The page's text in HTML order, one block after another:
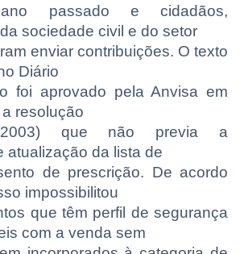
passado e cidadãos,
sociedade civil e do setor
enviar contribuições. O texto
Diário
foi aprovado pela Anvisa em
resolução
2003) que não previa a
atualização da lista de
de prescrição. De acordo
impossibilitou
que têm perfil de segurança
com a venda sem